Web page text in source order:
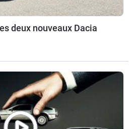
deux nouveaux Dacia